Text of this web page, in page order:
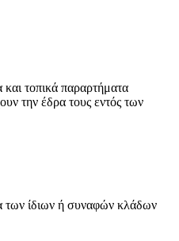
τοπικά παραρτήματα
την έδρα τους εντός των
των ίδιων ή συναφών κλάδων